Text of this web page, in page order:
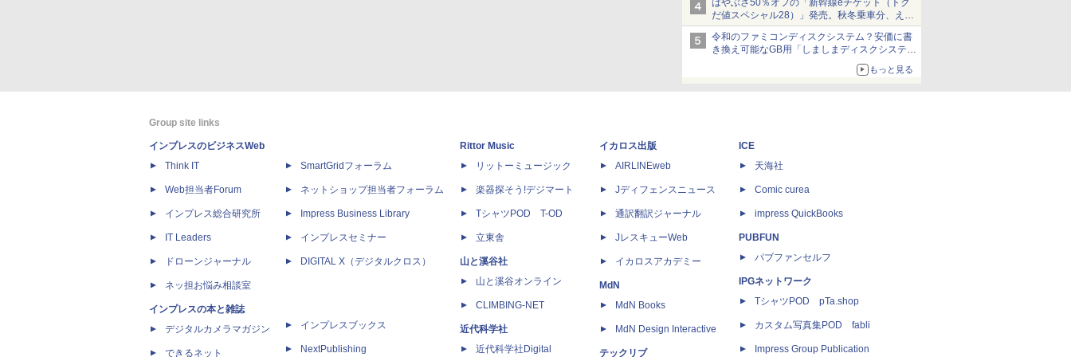
はやぶさ50％オフの「新幹線eチケット（トク
だ値スペシャル28）」発売。秋冬乗車分、えき
ねっと限定
令和のファミコンディスクシステム？安価に書
き換え可能なGB用「しましまディスクシステ
もっと見る
Group site links
インプレスのビジネスWeb
Think IT
Web担当者Forum
インプレス総合研究所
IT Leaders
ドローンジャーナル
ネッ担お悩み相談室
インプレスの本と雑誌
デジタルカメラマガジン
できるネット
SmartGridフォーラム
ネットショップ担当者フォーラム
Impress Business Library
インプレスセミナー
DIGITAL X（デジタルクロス）
インプレスブックス
NextPublishing
Rittor Music
リットーミュージック
楽器探そう!デジマート
TシャツPOD T-OD
立東舎
山と溪谷社
山と溪谷オンライン
CLIMBING-NET
近代科学社
近代科学社Digital
イカロス出版
AIRLINEweb
Jディフェンスニュース
通訳翻訳ジャーナル
JレスキューWeb
イカロスアカデミー
MdN
MdN Books
MdN Design Interactive
テックリブ
ICE
天海社
Comic curea
impress QuickBooks
PUBFUN
パブファンセルフ
IPGネットワーク
TシャツPOD pTa.shop
カスタム写真集POD fabli
Impress Group Publication